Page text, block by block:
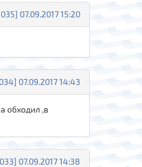
07.09.2017 15:20
07.09.2017 14:43
обходил ,в
07.09.2017 14:38